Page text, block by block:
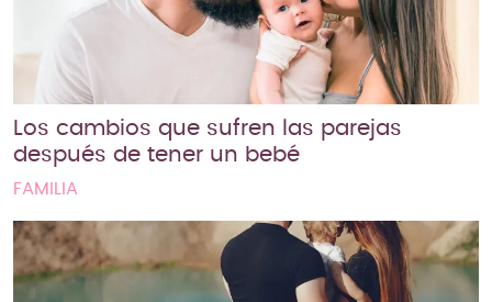
Los cambios que sufren las parejas
después de tener un bebé
FAMILIA